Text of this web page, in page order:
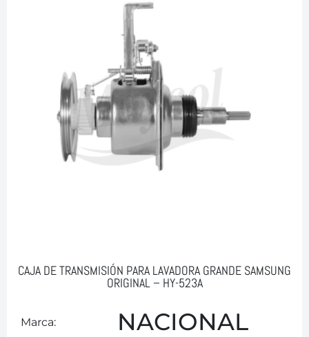
CAJA DE TRANSMISIÓN PARA LAVADORA GRANDE SAMSUNG
ORIGINAL – HY-523A
Marca: NACIONAL